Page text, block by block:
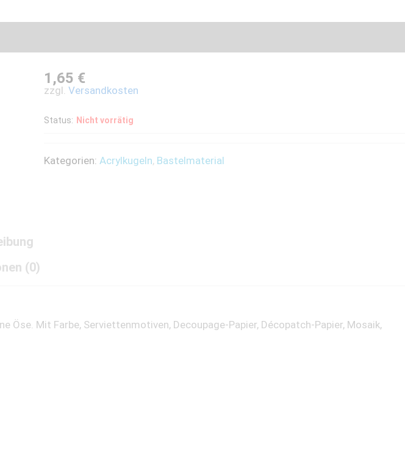
1,65 €
zzgl. Versandkosten
Status: Nicht vorrätig
Kategorien: Acrylkugeln, Bastelmaterial
(0)
Mit Farbe, Serviettenmotiven, Decoupage-Papier, Décopatch-Papier, Mosaik,